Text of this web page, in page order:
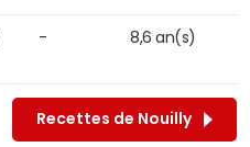
- 8,6 an(s)
Recettes de Nouilly